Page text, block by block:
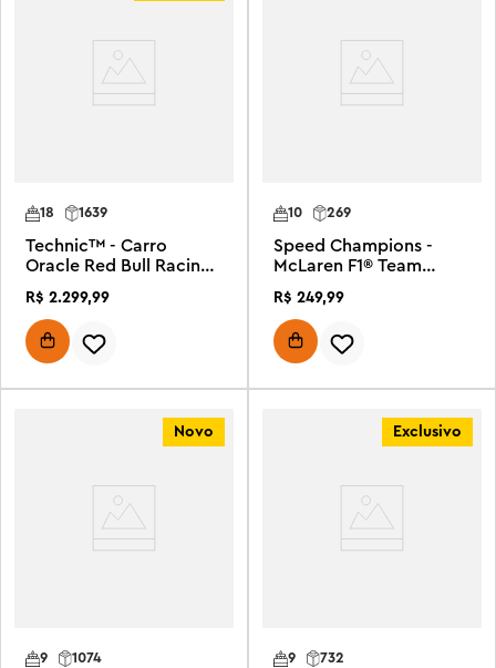
18 1639
Technic™ - Carro
Oracle Red Bull Racing
R$ 2.299,99
269
10
Speed Champions -
McLaren F1® Team
R$ 249,99
Novo
9 1074
Exclusivo
9 732